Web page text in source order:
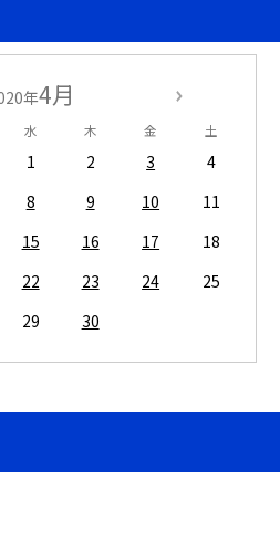
年4月
水 木 金 土
1 2 3
4
8 9 10
11
15 16 17
18
22 23 24
25
29 30